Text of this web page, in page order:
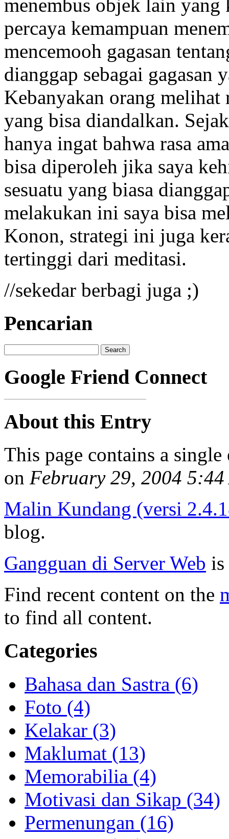
menembus objek lain
percaya kemampuan
mencemooh gagasan
dianggap sebagai gagasan
Kebanyakan orang melihat
yang bisa diandalkan.
hanya ingat bahwa rasa
bisa diperoleh jika saya
sesuatu yang biasa
melakukan ini saya bisa
Konon, strategi ini juga
tertinggi dari meditasi.
//sekedar berbagi juga ;)
Pencarian
Google Friend Connect
About this Entry
This page contains a
on February 29, 2004
Malin Kundang (versi
blog.
Gangguan di Server Web
Find recent content on the
to find all content.
Categories
Bahasa dan Sastra (6)
Foto (4)
Kelakar (3)
Maklumat (13)
Memorabilia (4)
Motivasi dan Sikap (34)
Permenungan (16)